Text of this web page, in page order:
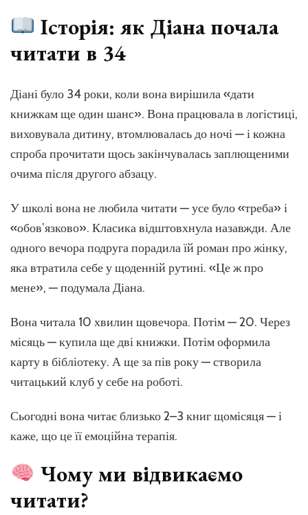
Історія: як Діана почала
читати в 34
Діані було 34 роки, коли вона вирішила «дати
книжкам ще один шанс». Вона працювала в логістиці,
виховувала дитину, втомлювалась до ночі — і кожна
спроба прочитати щось закінчувалась заплющеними
очима після другого абзацу.
У школі вона не любила читати — усе було «треба» і
«обов’язково». Класика відштовхнула назавжди. Але
одного вечора подруга порадила їй роман про жінку,
яка втратила себе у щоденній рутині. «Це ж про
мене», — подумала Діана.
Вона читала 10 хвилин щовечора. Потім — 20. Через
місяць — купила ще дві книжки. Потім оформила
карту в бібліотеку. А ще за пів року — створила
читацький клуб у себе на роботі.
Сьогодні вона читає близько 2–3 книг щомісяця — і
каже, що це її емоційна терапія.
Чому ми відвикаємо
читати?